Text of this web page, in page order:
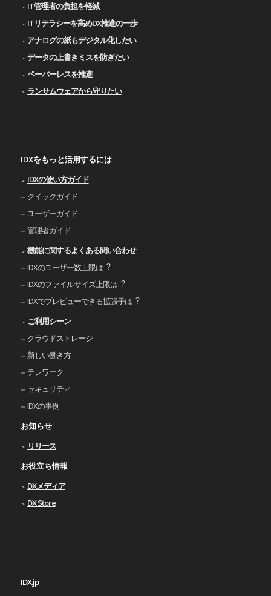
IT管理者の負担を軽減
ITリテラシーを高めDX推進の一歩
アナログの紙もデジタル化したい
データの上書きミスを防ぎたい
ペーパーレスを推進
ランサムウェアから守りたい
IDXをもっと活用するには
IDXの使い⽅ガイド
クイックガイド
ユーザーガイド
管理者ガイド
機能に関するよくある問い合わせ
IDXのユーザー数上限は︖
IDXのファイルサイズ上限は︖
IDXでプレビューできる拡張⼦は︖
ご利⽤シーン
クラウドストレージ
新しい働き⽅
テレワーク
セキュリティ
IDXの事例
お知らせ
リリース
お役立ち情報
DXメディア
DX Store
IDX.jp